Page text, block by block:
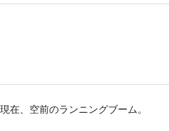
現在、空前のランニングブーム。